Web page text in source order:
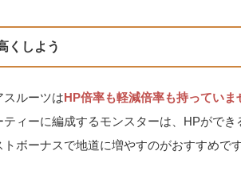
くしよう
スルーツはHP倍率も軽減倍率も持っていま
ティーに編成するモンスターは、HPがで
ボーナスで地道に増やすのがおすすめです